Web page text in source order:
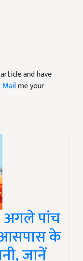
and have
Mailme your
अगले पांच
आसपास के
जानें